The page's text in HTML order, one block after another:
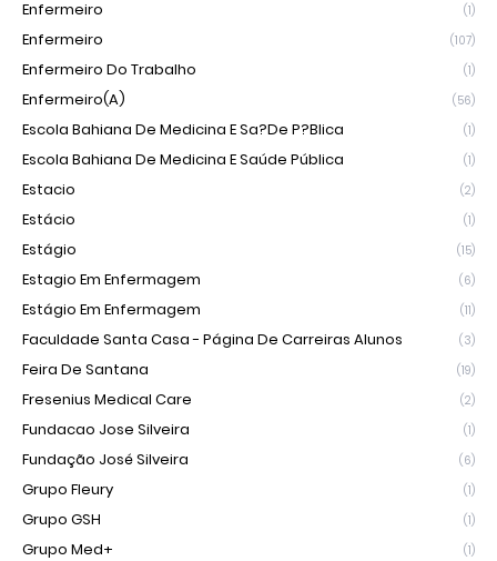
Enfermeiro (1)
Enfermeiro (107)
Enfermeiro Do Trabalho (1)
Enfermeiro(a) (56)
Escola Bahiana De Medicina E Sa?de P?blica (1)
Escola Bahiana De Medicina E Saúde Pública (1)
Estacio (2)
Estácio (1)
Estágio (15)
Estagio Em Enfermagem (6)
Estágio Em Enfermagem (11)
Faculdade Santa Casa - Página De Carreiras Alunos (3)
Feira De Santana (19)
Fresenius Medical Care (2)
Fundacao Jose Silveira (1)
Fundação José Silveira (6)
Grupo Fleury (1)
Grupo GSH (1)
Grupo Med+ (1)